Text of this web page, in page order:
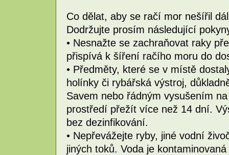
Co dělat, aby se račí mor nešířil
Dodržujte prosím následující
• Nesnažte se zachraňovat raky
přispívá k šíření račího moru do
• Předměty, které se v místě
holínky či rybářská výstroj,
Savem nebo řádným vysušením
prostředí přežít více než 14 dní.
bez dezinfikování.
• Nepřevážejte ryby, jiné vodní
jiných toků. Voda je